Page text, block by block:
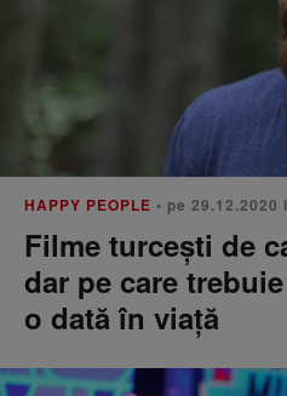
HAPPY PEOPLE • pe 29.12.2020
Filme turcești de
dar pe care
o dată în viață